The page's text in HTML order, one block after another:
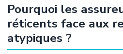
Pourquoi les
réticents face aux
atypiques ?